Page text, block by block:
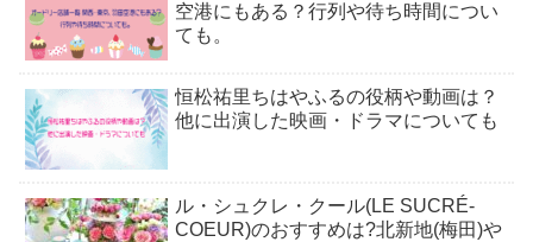
空港にもある？行列や待ち時間につい
ても。
恒松祐里ちはやふるの役柄や動画は？
他に出演した映画・ドラマについても
ル・シュクレ・クール(LE SUCRÉ-
COEUR)のおすすめは?北新地(梅田)や